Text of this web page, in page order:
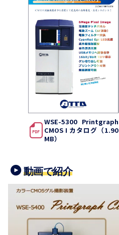
WSE-5300 Printgraph
CMOS I カタログ（1.90
MB）
動画で紹介